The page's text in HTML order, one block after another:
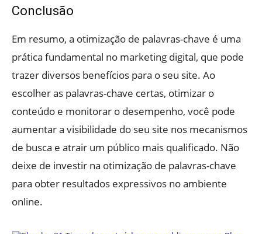
Conclusão
Em resumo, a otimização de palavras-chave é uma
prática fundamental no marketing digital, que pode
trazer diversos benefícios para o seu site. Ao
escolher as palavras-chave certas, otimizar o
conteúdo e monitorar o desempenho, você pode
aumentar a visibilidade do seu site nos mecanismos
de busca e atrair um público mais qualificado. Não
deixe de investir na otimização de palavras-chave
para obter resultados expressivos no ambiente
online.